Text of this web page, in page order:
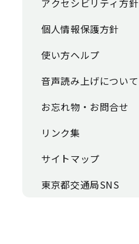
アクセシビリティ方針
個人情報保護方針
使い方ヘルプ
音声読み上げについて
お忘れ物・お問合せ
リンク集
サイトマップ
東京都交通局SNS